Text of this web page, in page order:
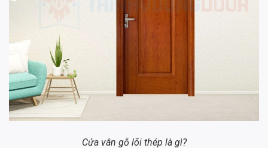
Cửa vân gỗ lõi thép là gì?